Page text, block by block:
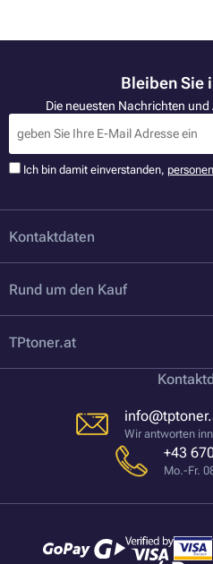
Bleiben Sie
Die neuesten Nachrichten
Ich bin damit einverstanden,
Kontaktdaten
Rund um den Kauf
TPtoner.at
Wir antworten
+43
Mo.-Fr.